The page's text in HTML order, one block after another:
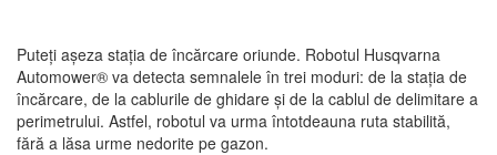
Puteţi aşeza staţia de încărcare oriunde. Robotul Husqvarna
Automower® va detecta semnalele în trei moduri: de la staţia de
încărcare, de la cablurile de ghidare şi de la cablul de delimitare a
perimetrului. Astfel, robotul va urma întotdeauna ruta stabilită,
fără a lăsa urme nedorite pe gazon.